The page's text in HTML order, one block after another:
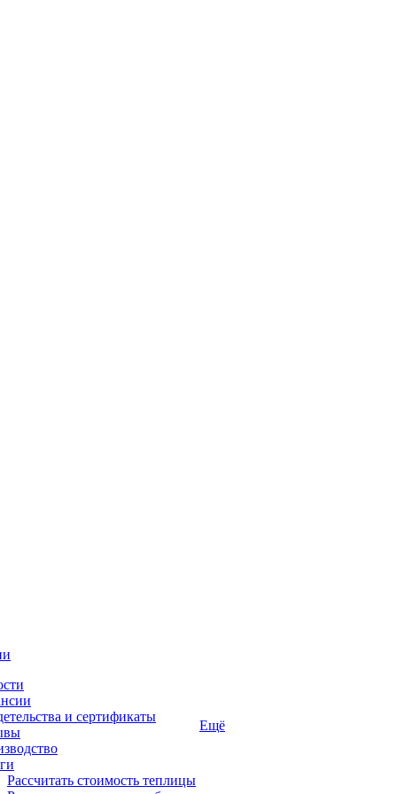
и сертификаты
Рассчитать стоимость теплицы
Ещё